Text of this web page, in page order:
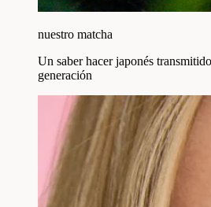
nuestro matcha
Un saber hacer japonés
generación